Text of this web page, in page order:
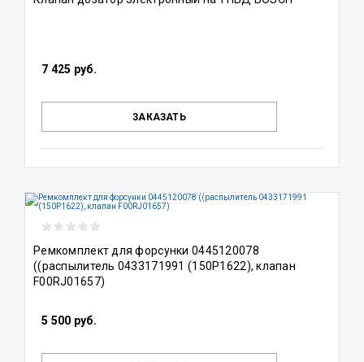
7 425 руб.
ЗАКАЗАТЬ
Ремкомплект для форсунки 0445120078
((распылитель 0433171991 (150P1622), клапан
F00RJ01657)
5 500 руб.